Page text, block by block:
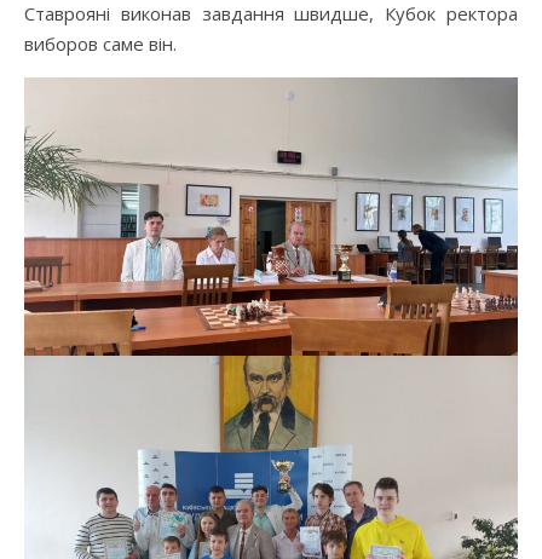
Ставрояні виконав завдання швидше, Кубок ректора
виборов саме він.